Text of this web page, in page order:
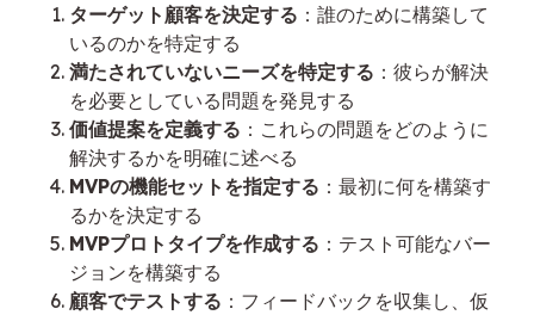
ターゲット顧客を決定する ：誰のために構築して
いるのかを特定する
満たされていないニーズを特定する ：彼らが解決
を必要としている問題を発見する
価値提案を定義する ：これらの問題をどのように
解決するかを明確に述べる
MVPの機能セットを指定する ：最初に何を構築す
るかを決定する
MVPプロトタイプを作成する ：テスト可能なバー
ジョンを構築する
顧客でテストする ：フィードバックを収集し、仮